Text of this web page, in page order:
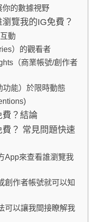
你的數據視野
覽我的IG免費？
動
）的觀看者
（商業帳號/創作者
功能）於限時動態
費？結論
？ 常見問題快速
App來查看誰瀏覽我
創作者帳號就可以知
可以讓我間接瞭解我